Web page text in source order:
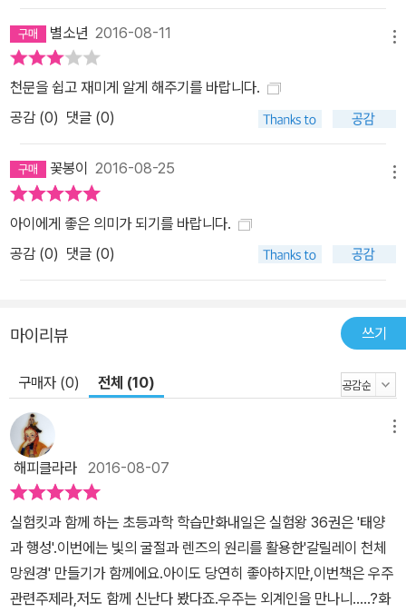
별소년 2016-08-11
천문을 쉽고 재미게 알게 해주기를 바랍니다.
공감 (0) 댓글 (0)
꽃봉이 2016-08-25
아이에게 좋은 의미가 되기를 바랍니다.
공감 (0) 댓글 (0)
마이리뷰 쓰기
구매자 (0) 전체 (10)
해피클라라 2016-08-07
실험킷과 함께 하는 초등과학 학습만화내일은 실험왕 36권은 '태양
과 행성'.이번에는 빛의 굴절과 렌즈의 원리를 활용한'갈릴레이 천체
망원경' 만들기가 함께에요.아이도 당연히 좋아하지만,이번책은 우주
관련주제라,저도 함께 신난다 봤다죠.우주는 외계인을 만나니.....?화